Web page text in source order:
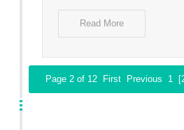
Read More
Page 2 of 12 First Previous 1